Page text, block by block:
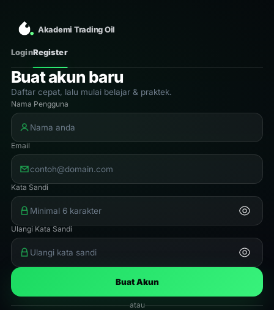
Akademi Trading Oil
LoginRegister
Buat akun baru
Daftar cepat, lalu mulai belajar & praktek.
Nama Pengguna
Email
Kata Sandi
Ulangi Kata Sandi
Buat Akun
atau